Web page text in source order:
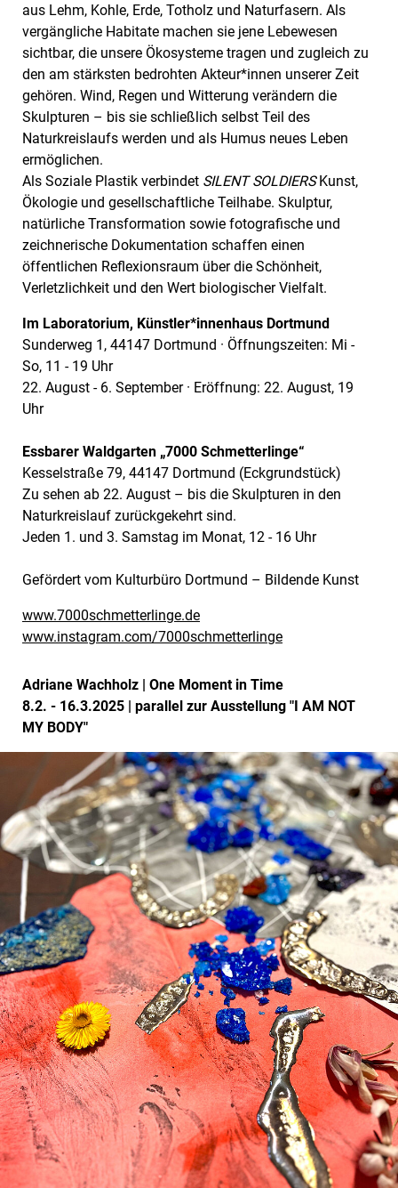
aus Lehm, Kohle, Erde, Totholz und Naturfasern. Als
vergängliche Habitate machen sie jene Lebewesen
sichtbar, die unsere Ökosysteme tragen und zugleich zu
den am stärksten bedrohten Akteur*innen unserer Zeit
gehören. Wind, Regen und Witterung verändern die
Skulpturen – bis sie schließlich selbst Teil des
Naturkreislaufs werden und als Humus neues Leben
ermöglichen.
Als Soziale Plastik verbindet SILENT SOLDIERSKunst,
Ökologie und gesellschaftliche Teilhabe. Skulptur,
natürliche Transformation sowie fotografische und
zeichnerische Dokumentation schaffen einen
öffentlichen Reflexionsraum über die Schönheit,
Verletzlichkeit und den Wert biologischer Vielfalt.
Im Laboratorium, Künstler*innenhaus Dortmund
Sunderweg 1, 44147 Dortmund · Öffnungszeiten: Mi -
So, 11 - 19 Uhr
22. August - 6. September · Eröffnung: 22. August, 19
Uhr
Essbarer Waldgarten „7000 Schmetterlinge“
Kesselstraße 79, 44147 Dortmund (Eckgrundstück)
Zu sehen ab 22. August – bis die Skulpturen in den
Naturkreislauf zurückgekehrt sind.
Jeden 1. und 3. Samstag im Monat, 12 - 16 Uhr
Gefördert vom Kulturbüro Dortmund – Bildende Kunst
www.7000schmetterlinge.de
www.instagram.com/7000schmetterlinge
Adriane Wachholz | One Moment in Time
8.2. - 16.3.2025 | parallel zur Ausstellung "I AM NOT
MY BODY"